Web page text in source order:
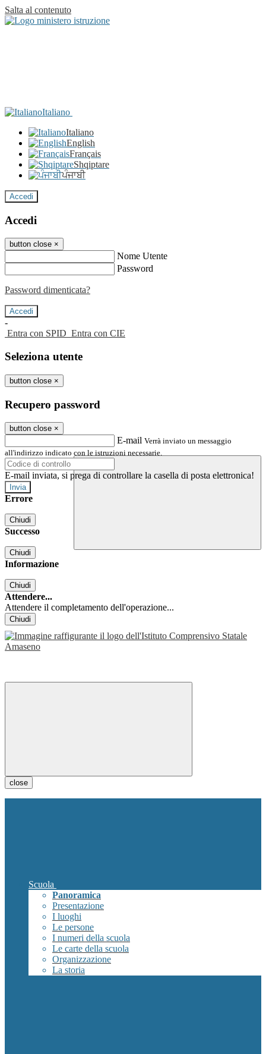
Salta al contenuto
Italiano
Italiano
English
Français
Shqiptare
ਪੰਜਾਬੀ
Accedi
Accedi
button close ×
Nome Utente
Password
Password dimenticata?
-
Entra con SPID Entra con CIE
Seleziona utente
button close ×
Recupero password
button close ×
E-mail Verrà inviato un messaggio
all'indirizzo indicato con le istruzioni necessarie.
E-mail inviata, si prega di controllare la casella di posta elettronica!
Errore
Chiudi
Successo
Chiudi
Informazione
Chiudi
Attendere...
Attendere il completamento dell'operazione...
Chiudi
close
Scuola
Panoramica
Presentazione
I luoghi
Le persone
I numeri della scuola
Le carte della scuola
Organizzazione
La storia